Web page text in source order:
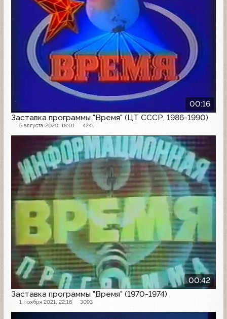
00:16
Заставка программы "Время" (ЦТ СССР, 1986-1990)
6 августа 2020, 18:01 4241
00:42
Заставка программы "Время" (1970-1974)
1 ноября 2021, 22:16 3093
Заставка программы